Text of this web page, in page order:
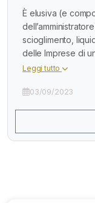
È elusiva (e
scioglimento,
delle Imprese di
Leggi tutto
03/09/2023